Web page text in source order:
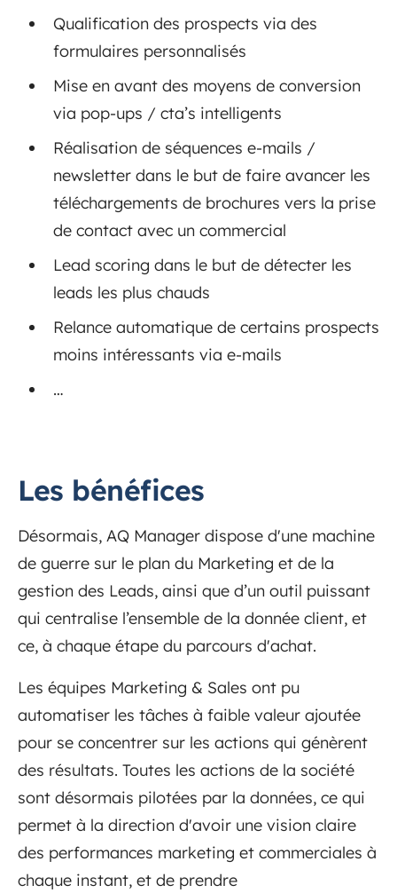
Qualification des prospects via des
formulaires personnalisés
Mise en avant des moyens de conversion
via pop-ups / cta’s intelligents
Réalisation de séquences e-mails /
newsletter dans le but de faire avancer les
téléchargements de brochures vers la prise
de contact avec un commercial
Lead scoring dans le but de détecter les
leads les plus chauds
Relance automatique de certains prospects
moins intéressants via e-mails
…
Les bénéfices
Désormais, AQ Manager dispose d'une machine
de guerre sur le plan du Marketing et de la
gestion des Leads, ainsi que d’un outil puissant
qui centralise l’ensemble de la donnée client, et
ce, à chaque étape du parcours d'achat.
Les équipes Marketing & Sales ont pu
automatiser les tâches à faible valeur ajoutée
pour se concentrer sur les actions qui génèrent
des résultats. Toutes les actions de la société
sont désormais pilotées par la données, ce qui
permet à la direction d'avoir une vision claire
des performances marketing et commerciales à
chaque instant, et de prendre